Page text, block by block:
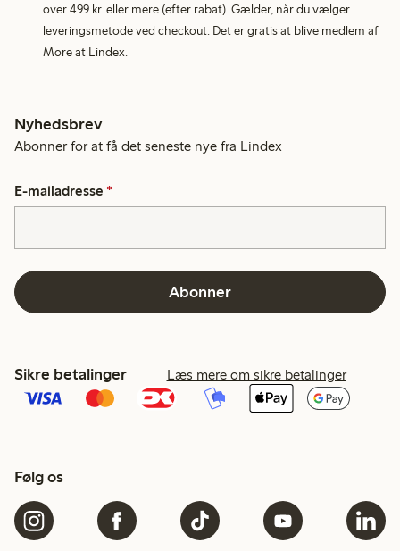
over 499 kr. eller mere (efter rabat). Gælder, når du vælger
leveringsmetode ved checkout. Det er gratis at blive medlem af
More at Lindex.
Nyhedsbrev
Abonner for at få det seneste nye fra Lindex
E-mailadresse *
Abonner
Sikre betalinger Læs mere om sikre betalinger
Følg os